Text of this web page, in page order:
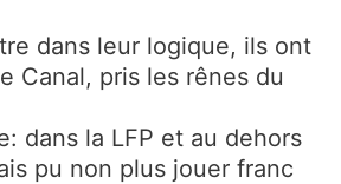
dans leur logique, ils ont
Canal, pris les rênes du
dans la LFP et au dehors
pu non plus jouer franc